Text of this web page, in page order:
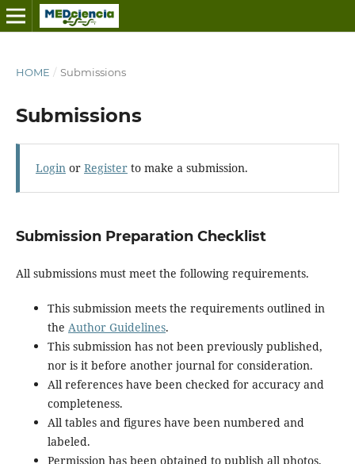
HOME / Submissions
Submissions
Loginor Registerto make a submission.
Submission Preparation Checklist
All submissions must meet the following requirements.
This submission meets the requirements outlined in
the Author Guidelines.
This submission has not been previously published,
nor is it before another journal for consideration.
All references have been checked for accuracy and
completeness.
All tables and figures have been numbered and
labeled.
Permission has been obtained to publish all photos,